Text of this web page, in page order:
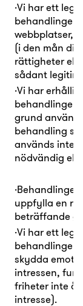
·Vi har ett
webbplatser,
(i den mån
rättigheter
sådant
·Vi har
behandlingen
grund
behandling
används inte
nödvändig
·
uppfylla en
beträffande
·Vi har ett
skydda emot,
intressen,
friheter inte
intresse).